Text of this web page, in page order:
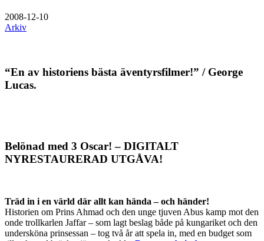
2008-12-10
Arkiv
“En av historiens bästa äventyrsfilmer!” / George
Lucas.
Belönad med 3 Oscar! – DIGITALT
NYRESTAURERAD UTGÅVA!
Träd in i en värld där allt kan hända – och händer!
Historien om Prins Ahmad och den unge tjuven Abus kamp mot den
onde trollkarlen Jaffar – som lagt beslag både på kungariket och den
undersköna prinsessan – tog två år att spela in, med en budget som